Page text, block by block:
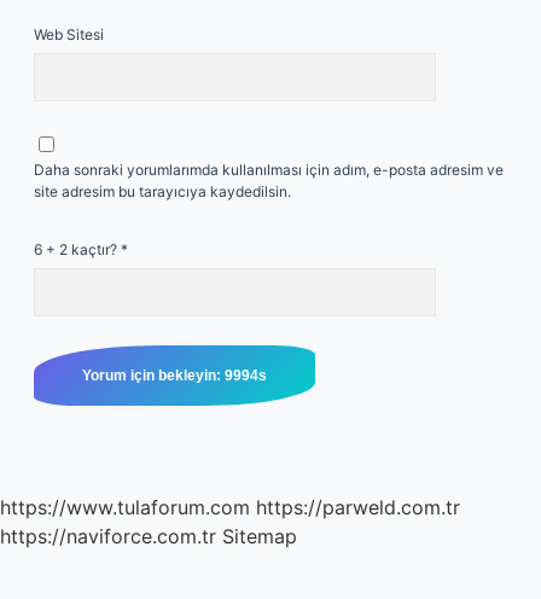
Web Sitesi
Daha sonraki yorumlarımda kullanılması için adım, e-posta adresim ve
site adresim bu tarayıcıya kaydedilsin.
6 + 2 kaçtır? *
https://www.tulaforum.com https://parweld.com.tr
https://naviforce.com.tr Sitemap